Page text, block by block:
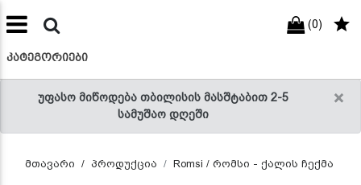
×
უფასო მიწოდება თბილისის მასშტაბით 2-5
სამუშაო დღეში
(0)
ᲙᲐᲢᲔᲒᲝᲠᲘᲔᲑᲘ
მთავარი პროდუქცია Romsi / რომსი - ქალის ჩექმა